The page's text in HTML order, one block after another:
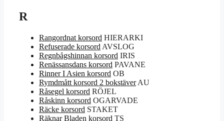
R
Rangordnat korsord HIERARKI
Refuserade korsord AVSLOG
Regnbågshinnan korsord IRIS
Renässansdans korsord PAVANE
Rinner I Asien korsord OB
Rymdmått korsord 2 bokstäver AU
Råsegel korsord RÖJEL
Råskinn korsord OGARVADE
Räcke korsord STAKET
Räknar Bladen korsord TS